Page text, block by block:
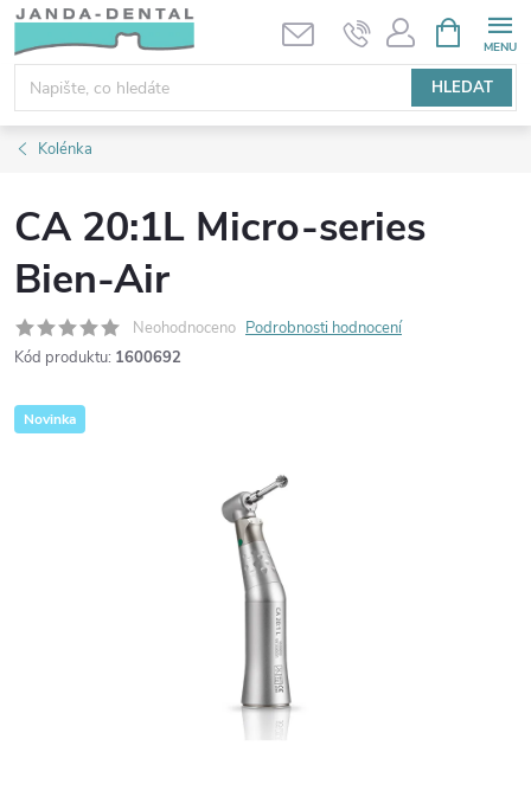
Přejít
obsah
HLEDAT
NÁKUPNÍ
KOŠÍK
Kolénka
CA 20:1L Micro-series
Bien-Air
Neohodnoceno Podrobnosti hodnocení
Kód produktu: 1600692
Novinka